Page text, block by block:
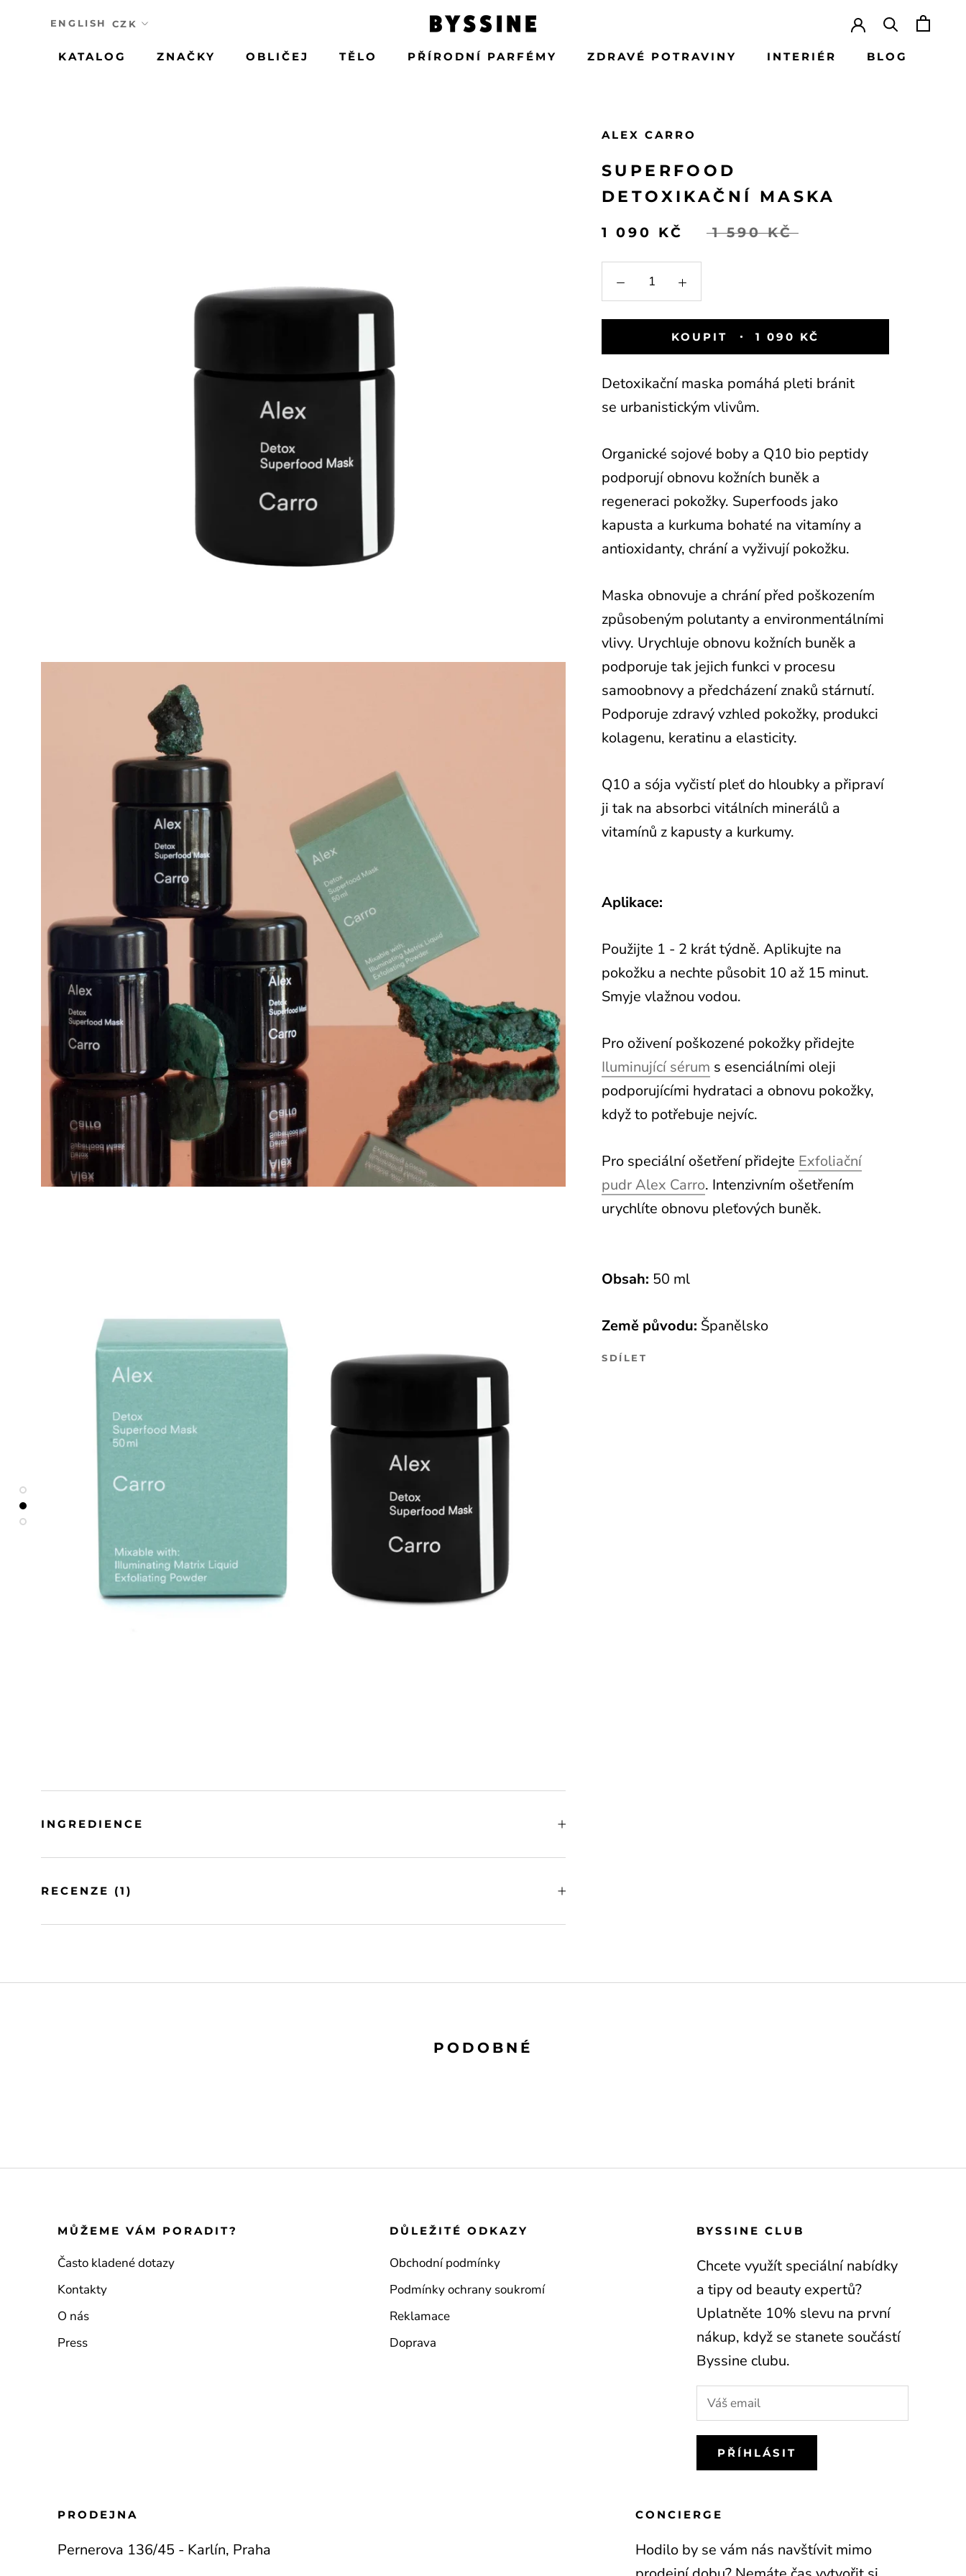
KATALOG
ZNAČKY
OBLIČEJ
TĚLO
PŘÍRODNÍ PARFÉMY
ZDRAVÉ POTRAVINY INTERIÉR
BLOG
ENGLISH
ALEX CARRO
SUPERFOOD
DETOXIKAČNÍ MASKA
1 090 KČ 1 590 KČ
KOUPIT 1 090 KČ
Detoxikační maska pomáhá pleti bránit
se urbanistickým vlivům.
Organické sojové boby a Q10 bio peptidy
podporují obnovu kožních buněk a
regeneraci pokožky. Superfoods jako
kapusta a kurkuma bohaté na vitamíny a
antioxidanty, chrání a vyživují pokožku.
Maska obnovuje a chrání před poškozením
způsobeným polutanty a environmentálními
vlivy. Urychluje obnovu kožních buněk a
podporuje tak jejich funkci v procesu
samoobnovy a předcházení znaků stárnutí.
Podporuje zdravý vzhled pokožky, produkci
kolagenu, keratinu a elasticity.
Q10 a sója vyčistí pleť do hloubky a připraví
ji tak na absorbci vitálních minerálů a
vitamínů z kapusty a kurkumy.
Aplikace:
Použijte 1 - 2 krát týdně. Aplikujte na
pokožku a nechte působit 10 až 15 minut.
Smyje vlažnou vodou.
Pro oživení poškozené pokožky přidejte
Iluminující sérum s esenciálními oleji
podporujícími hydrataci a obnovu pokožky,
když to potřebuje nejvíc.
Pro speciální ošetření přidejte Exfoliační
pudr Alex Carro. Intenzivním ošetřením
urychlíte obnovu pleťových buněk.
Obsah: 50 ml
Země původu: Španělsko
SDÍLET
INGREDIENCE
RECENZE (1)
PODOBNÉ
MŮŽEME VÁM PORADIT?
Často kladené dotazy
Kontakty
O nás
Press
DŮLEŽITÉ ODKAZY
Obchodní podmínky
Podmínky ochrany soukromí
Reklamace
Doprava
BYSSINE CLUB
Chcete využít speciální nabídky
a tipy od beauty expertů?
Uplatněte 10% slevu na první
nákup, když se stanete součástí
Byssine clubu.
PŘÍHLÁSIT
PRODEJNA
Pernerova 136/45 - Karlín, Praha
CONCIERGE
Hodilo by se vám nás navštívit mimo